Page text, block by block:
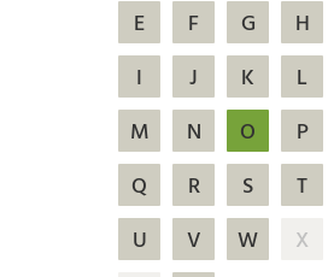
E
F G
H
I
J K
L
M
N O
P
Q
R S
T
U
V W
X